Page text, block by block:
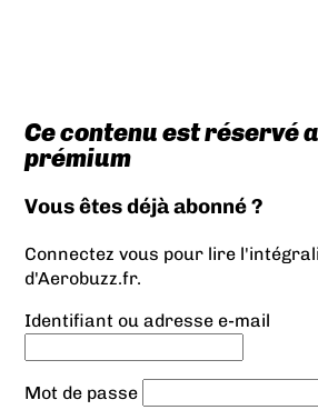
Ce contenu est réservé
prémium
Vous êtes déjà abonné ?
Connectez vous pour lire
d'Aerobuzz.fr.
Identifiant ou adresse e-mail
Mot de passe